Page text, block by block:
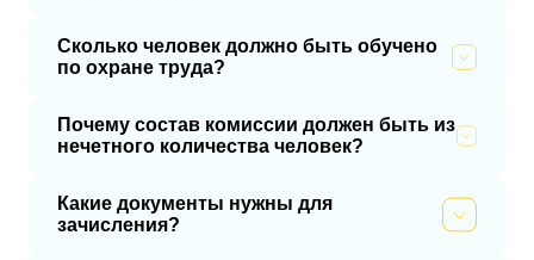
Сколько человек должно быть обучено
по охране труда?
Почему состав комиссии должен быть из
нечетного количества человек?
Какие документы нужны для
зачисления?